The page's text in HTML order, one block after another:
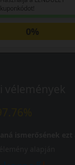
kuponkódot!
0%